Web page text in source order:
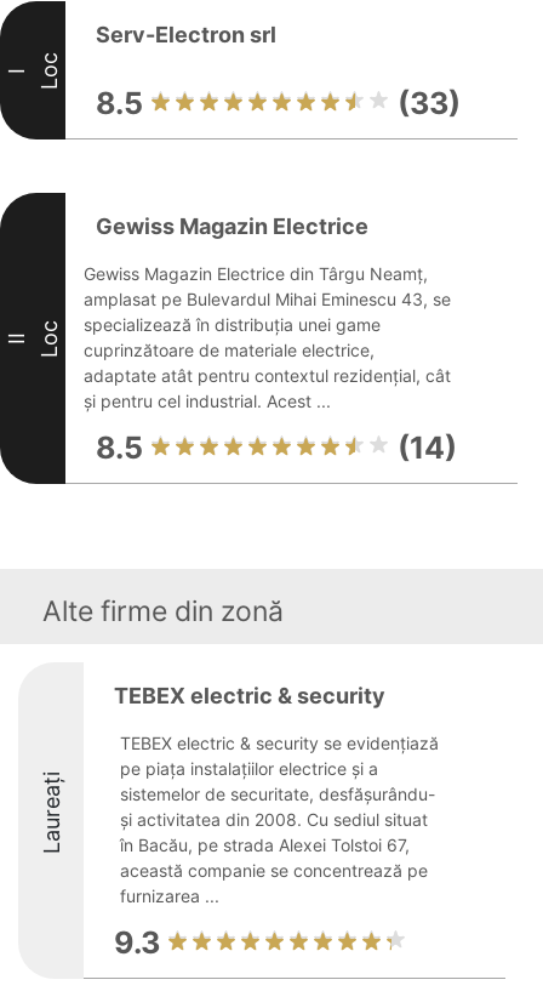
I Loc
Serv-Electron srl
8.5 (33)
II Loc
Gewiss Magazin Electrice
Gewiss Magazin Electrice din Târgu Neamț,
amplasat pe Bulevardul Mihai Eminescu 43, se
specializează în distribuția unei game
cuprinzătoare de materiale electrice,
adaptate atât pentru contextul rezidențial, cât
și pentru cel industrial. Acest ...
8.5 (14)
Alte firme din zonă
Laureați
TEBEX electric & security
TEBEX electric & security se evidențiază
pe piața instalațiilor electrice și a
sistemelor de securitate, desfășurându-
și activitatea din 2008. Cu sediul situat
în Bacău, pe strada Alexei Tolstoi 67,
această companie se concentrează pe
furnizarea ...
9.3